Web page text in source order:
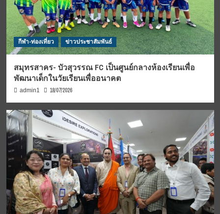
กีฬา-ท่องเที่ยว ข่าวประชาสัมพันธ์
สมุทรสาคร- บัวสุวรรณ FC เป็นศูนย์กลางห้องเรียนเพื่อ
พัฒนาเด็กในวัยเรียนเพื่ออนาคต
admin1 18/07/2026